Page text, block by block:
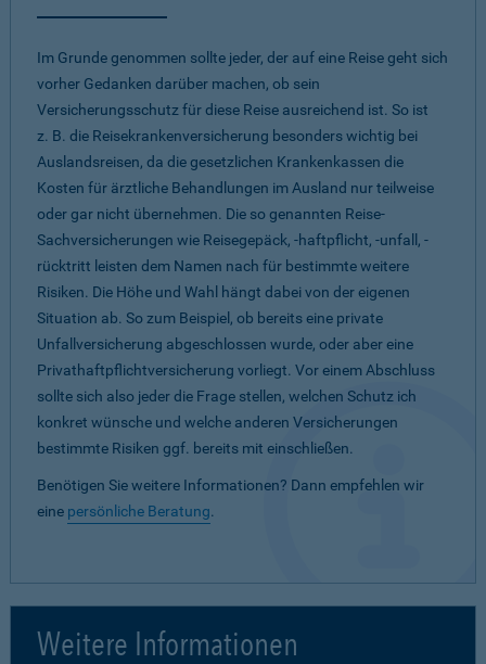
Im Grunde genommen sollte jeder, der auf eine Reise geht sich
vorher Gedanken darüber machen, ob sein
Versicherungsschutz für diese Reise ausreichend ist. So ist
z. B. die Reisekrankenversicherung besonders wichtig bei
Auslandsreisen, da die gesetzlichen Krankenkassen die
Kosten für ärztliche Behandlungen im Ausland nur teilweise
oder gar nicht übernehmen. Die so genannten Reise-
Sachversicherungen wie Reisegepäck, -haftpflicht, -unfall, -
rücktritt leisten dem Namen nach für bestimmte weitere
Risiken. Die Höhe und Wahl hängt dabei von der eigenen
Situation ab. So zum Beispiel, ob bereits eine private
Unfallversicherung abgeschlossen wurde, oder aber eine
Privathaftpflichtversicherung vorliegt. Vor einem Abschluss
sollte sich also jeder die Frage stellen, welchen Schutz ich
konkret wünsche und welche anderen Versicherungen
bestimmte Risiken ggf. bereits mit einschließen.
Benötigen Sie weitere Informationen? Dann empfehlen wir
eine persönliche Beratung.
Weitere Informationen